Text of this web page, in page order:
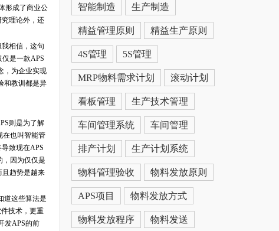
形成了商业公
究理论外，还
相信，这句
是一款APS
，为企业实现
和教训都是异
则是为了解
在也叫智能管
致现在APS
，因为仅仅是
且趋势是越来
道这些算法是
技术，更重
发APS的前
智能制造 生产制造
精益管理原则 精益生产原则
4S管理 5S管理
MRP物料需求计划 滚动计划
看板管理 生产技术管理
车间管理系统 车间管理
排产计划 生产计划系统
物料管理验收 物料发放原则
APS项目 物料发放方式
物料发放程序 物料发送